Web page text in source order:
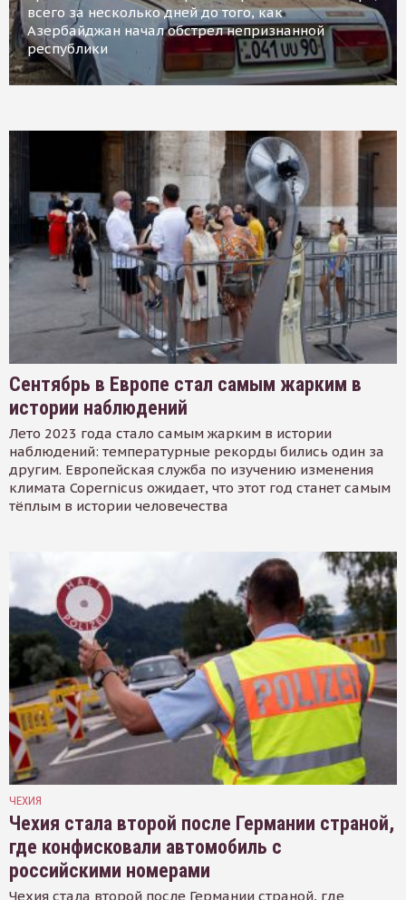
всего за несколько дней до того, как
Азербайджан начал обстрел непризнанной
республики
Сентябрь в Европе стал самым жарким в
истории наблюдений
Лето 2023 года стало самым жарким в истории
наблюдений: температурные рекорды бились один за
другим. Европейская служба по изучению изменения
климата Copernicus ожидает, что этот год станет самым
тёплым в истории человечества
ЧЕХИЯ
Чехия стала второй после Германии страной,
где конфисковали автомобиль с
российскими номерами
Чехия стала второй после Германии страной, где